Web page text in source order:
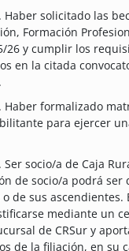
Haber solicitado las
Formación
26 y cumplir los
en la citada
Haber formalizado
para ejercer
socio/a de Caja
de socio/a podrá ser
de sus ascendientes.
mediante un
de CRSur y
de la filiación, en su